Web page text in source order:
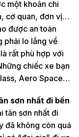
một khoản chi
cơ quan, đơn vị…
được an toàn
phải lo lắng về
rất phù hợp với
chiếc xe bạn
Aero Space…
sơn nhất đi bến
tân sơn nhất đi
đã không còn quá